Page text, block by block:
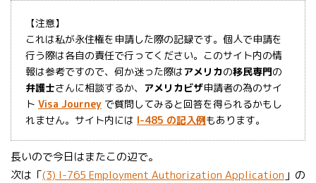
【注意】
これは私が永住権を申請した際の記録です。個人で申請を
行う際は各自の責任で行ってください。このサイト内の情
報は参考ですので、何か迷った際はアメリカの移民専門の
弁護士さんに相談するか、 アメリカビザ申請者の為のサイ
ト Visa Journey で質問してみると回答を得られるかもし
れません。サイト内には I-485 の記入例もあります。
長いので今日はまたこの辺で。
次は「(3) I-765 Employment Authorization Application 」の